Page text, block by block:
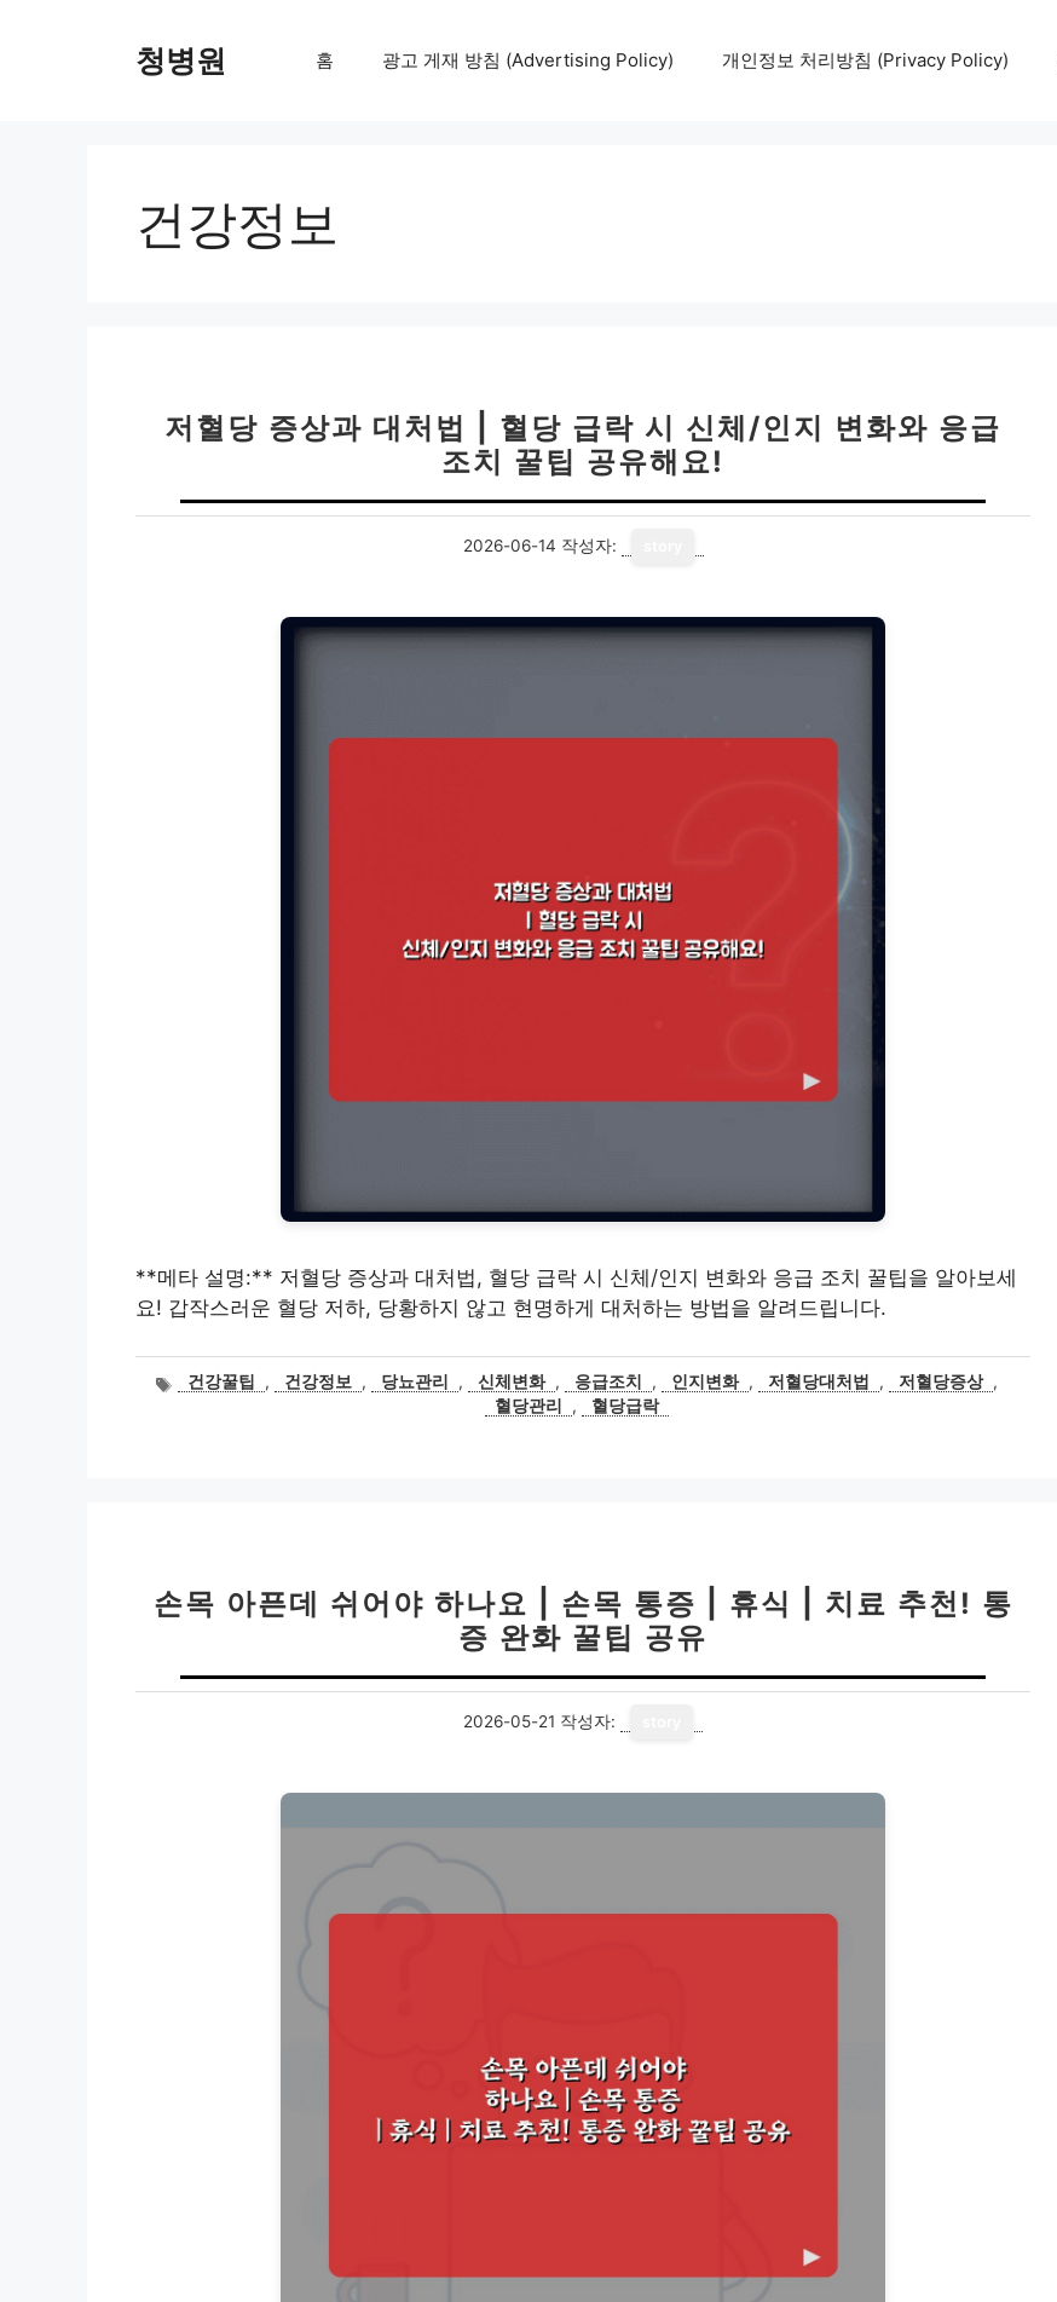
청병원 홈 광고 게재 방침 (Advertising Policy) 개인정보 처리방침 (Privacy Policy)
건강정보
저혈당 증상과 대처법 | 혈당 급락 시 신체/인지 변화와 응급
조치 꿀팁 공유해요!
2026-06-14 작성자:
**메타 설명:** 저혈당 증상과 대처법, 혈당 급락 시 신체/인지 변화와 응급 조치 꿀팁을 알아보세
요! 갑작스러운 혈당 저하, 당황하지 않고 현명하게 대처하는 방법을 알려드립니다.
태건강꿀팁 , 건강정보 , 당뇨관리 , 신체변화 , 응급조치 , 인지변화 , 저혈당대처법 , 저혈당증상 ,
혈당관리
, 혈당급락
손목 아픈데 쉬어야 하나요 | 손목 통증 | 휴식 | 치료 추천! 통
증 완화 꿀팁 공유
2026-05-21 작성자: